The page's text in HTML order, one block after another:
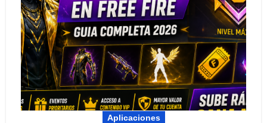
Aplicaciones